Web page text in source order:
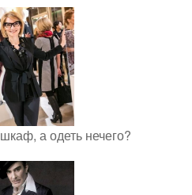
а одеть нечего?